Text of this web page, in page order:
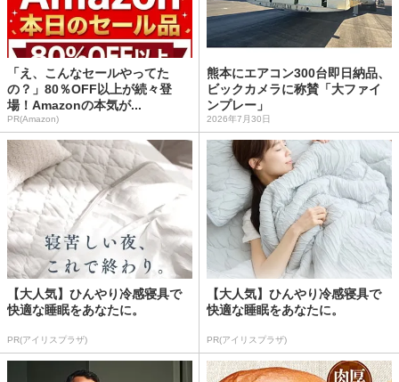
「え、こんなセールやってた
の？」80％OFF以上が続々登
場！Amazonの本気が...
PR(Amazon)
熊本にエアコン300台即日納品、
ビックカメラに称賛「大ファイ
ンプレー」
2026年7月30日
【大人気】ひんやり冷感寝具で
快適な睡眠をあなたに。
PR(アイリスプラザ)
【大人気】ひんやり冷感寝具で
快適な睡眠をあなたに。
PR(アイリスプラザ)